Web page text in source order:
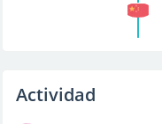
Actividad